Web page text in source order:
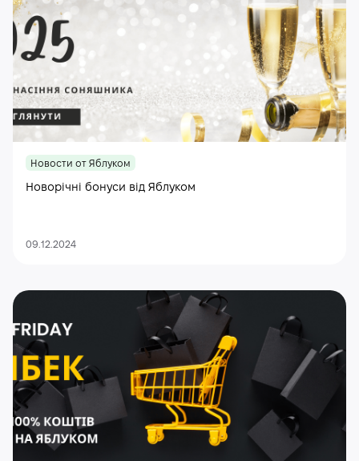
Новости от Яблуком
Новорічні бонуси від Яблуком
09.12.2024